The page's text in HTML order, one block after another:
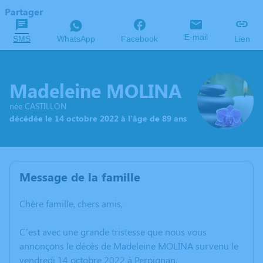
Partager
SMS WhatsApp Facebook E-mail Lien
Madeleine MOLINA
née CASTILLON
décédée le 14 octobre 2022 à l'âge de 89 ans
Message de la famille
Chère famille, chers amis,
C’est avec une grande tristesse que nous vous
annonçons le décès de Madeleine MOLINA survenu le
vendredi 14 octobre 2022 à Perpignan.